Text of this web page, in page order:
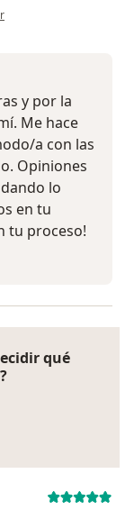
del usuario Lg
y por la
Me hace
a con las
Opiniones
lo
en tu
tu proceso!
qué